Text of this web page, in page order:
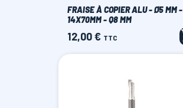
FRAISE À COPIER ALU - Ø5 MM -
14X70MM - Q8 MM
Prix
12,00 € TTC